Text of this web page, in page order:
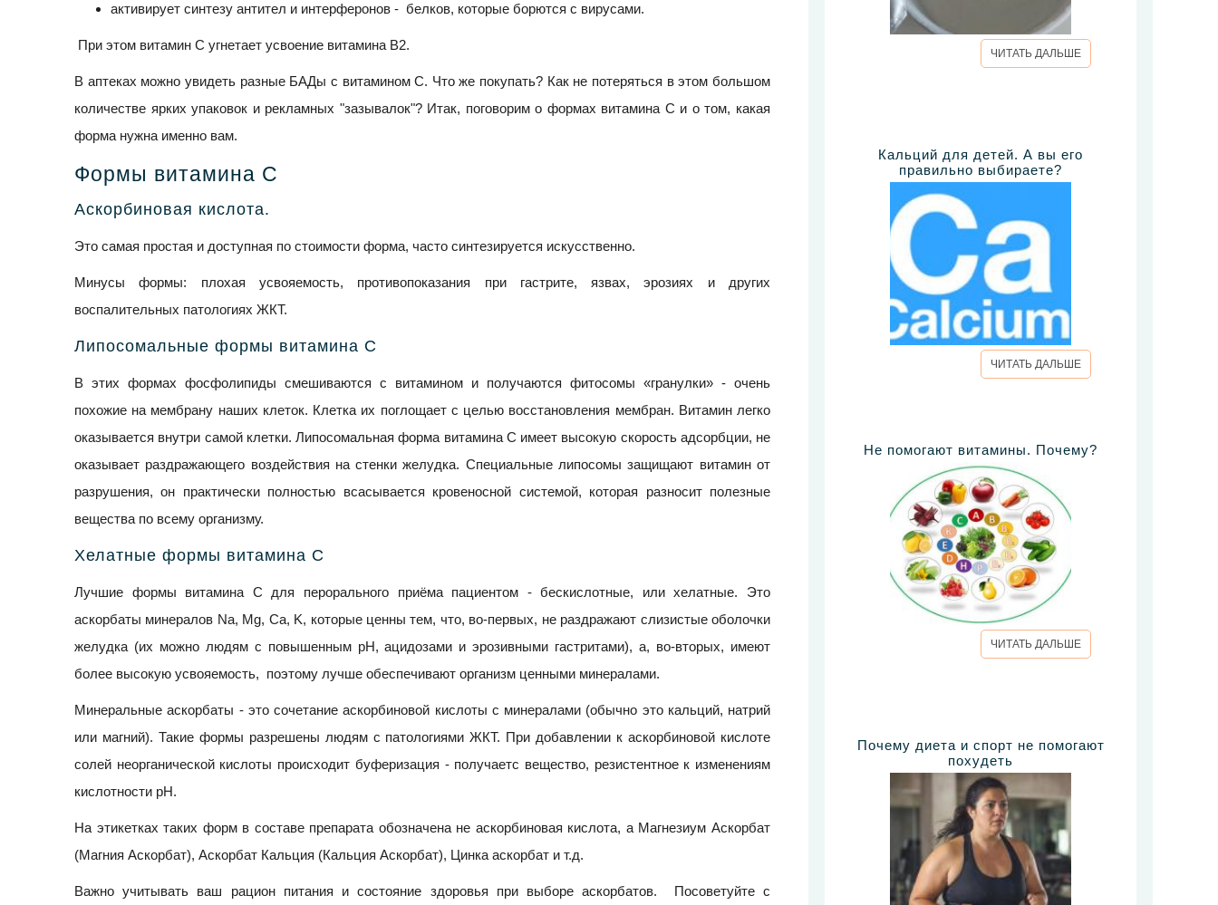
активирует синтезу антител и интерферонов - белков, которые борются с вирусами.
При этом витамин С угнетает усвоение витамина B2.
В аптеках можно увидеть разные БАДы с витамином С. Что же покупать? Как не потеряться в этом большом
количестве ярких упаковок и рекламных "зазывалок"? Итак, поговорим о формах витамина С и о том, какая
форма нужна именно вам.
Формы витамина С
Аскорбиновая кислота.
Это самая простая и доступная по стоимости форма, часто синтезируется искусственно.
Минусы формы: плохая усвояемость, противопоказания при гастрите, язвах, эрозиях и других
воспалительных патологиях ЖКТ.
Липосомальные формы витамина С
В этих формах фосфолипиды смешиваются с витамином и получаются фитосомы «гранулки» - очень
похожие на мембрану наших клеток. Клетка их поглощает с целью восстановления мембран. Витамин легко
оказывается внутри самой клетки. Липосомальная форма витамина С имеет высокую скорость адсорбции, не
оказывает раздражающего воздействия на стенки желудка. Специальные липосомы защищают витамин от
разрушения, он практически полностью всасывается кровеносной системой, которая разносит полезные
вещества по всему организму.
Хелатные формы витамина С
Лучшие формы витамина С для перорального приёма пациентом - бескислотные, или хелатные. Это
аскорбаты минералов Na, Mg, Ca, K, которые ценны тем, что, во-первых, не раздражают слизистые оболочки
желудка (их можно людям с повышенным pH, ацидозами и эрозивными гастритами), а, во-вторых, имеют
более высокую усвояемость, поэтому лучше обеспечивают организм ценными минералами.
Минеральные аскорбаты - это сочетание аскорбиновой кислоты с минералами (обычно это кальций, натрий
или магний). Такие формы разрешены людям с патологиями ЖКТ. При добавлении к аскорбиновой кислоте
солей неорганической кислоты происходит буферизация - получаетс вещество, резистентное к изменениям
кислотности pH.
На этикетках таких форм в составе препарата обозначена не аскорбиновая кислота, а Магнезиум Аскорбат
(Магния Аскорбат), Аскорбат Кальция (Кальция Аскорбат), Цинка аскорбат и т.д.
Важно учитывать ваш рацион питания и состояние здоровья при выборе аскорбатов. Посоветуйте с
ЧИТАТЬ ДАЛЬШЕ
Кальций для детей. А вы его
правильно выбираете?
ЧИТАТЬ ДАЛЬШЕ
Не помогают витамины. Почему?
ЧИТАТЬ ДАЛЬШЕ
Почему диета и спорт не помогают
похудеть